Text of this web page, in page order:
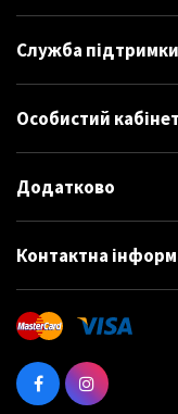
пластиковые колёса с
Служба підтримки
Особистий кабінет
Додатково
Контактна